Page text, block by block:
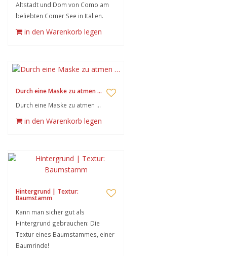
Altstadt und Dom von Como am
beliebten Comer See in Italien.
in den Warenkorb legen
Durch eine Maske zu atmen …
Durch eine Maske zu atmen …
in den Warenkorb legen
Hintergrund | Textur:
Baumstamm
Kann man sicher gut als
Hintergrund gebrauchen: Die
Textur eines Baumstammes, einer
Baumrinde!